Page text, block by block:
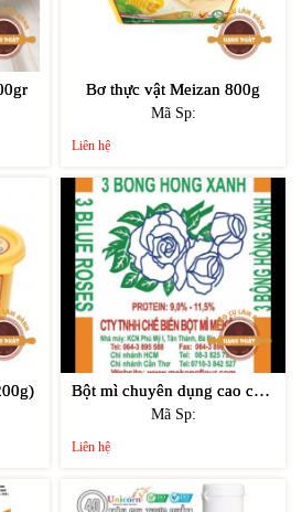
Bơ thực vật Meizan 800g
Mã Sp:
Liên hệ
Bột mì chuyên dụng cao cấp 3 bông hồng xanh 25kg
Mã Sp:
Liên hệ